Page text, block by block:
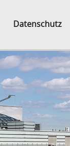
Datenschutz